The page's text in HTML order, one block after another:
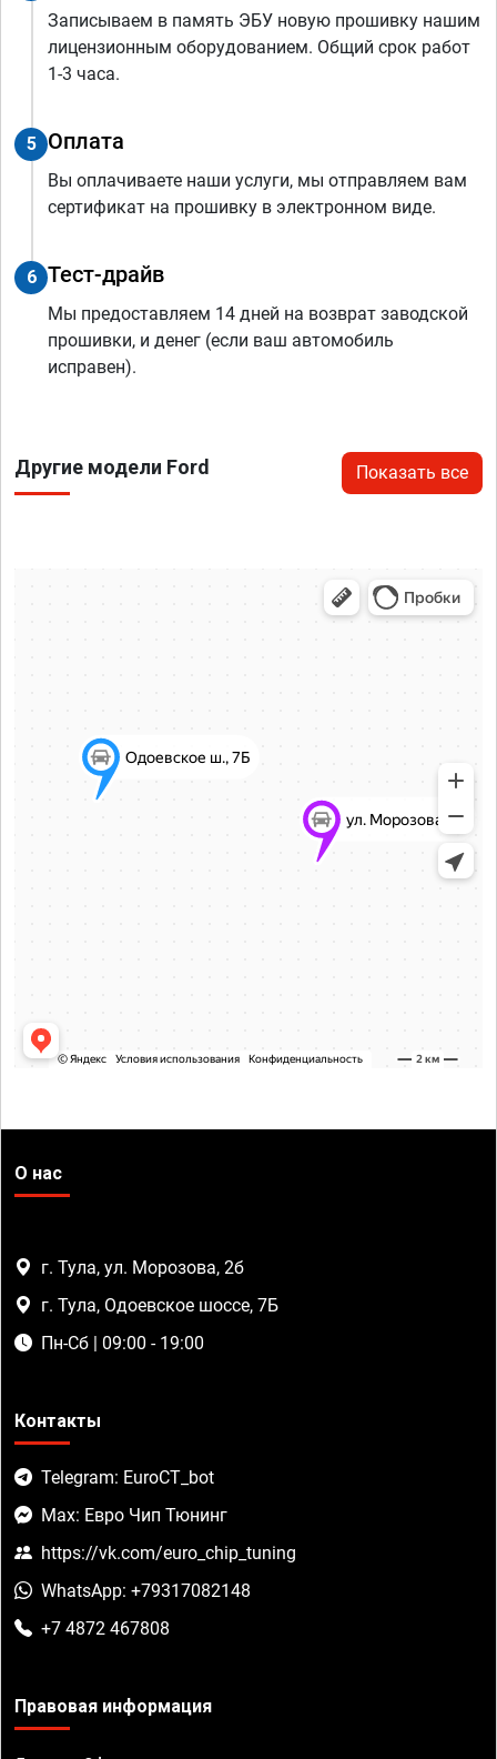
Записываем в память ЭБУ новую прошивку нашим
лицензионным оборудованием. Общий срок работ
1-3 часа.
5 Оплата
Вы оплачиваете наши услуги, мы отправляем вам
сертификат на прошивку в электронном виде.
6 Тест-драйв
Мы предоставляем 14 дней на возврат заводской
прошивки, и денег (если ваш автомобиль
исправен).
Другие модели Ford Показать все
О нас
г. Тула, ул. Морозова, 2б
г. Тула, Одоевское шоссе, 7Б
Пн-Сб | 09:00 - 19:00
Контакты
Telegram: EuroCT_bot
Max: Евро Чип Тюнинг
https://vk.com/euro_chip_tuning
WhatsApp: +79317082148
+7 4872 467808
Правовая информация